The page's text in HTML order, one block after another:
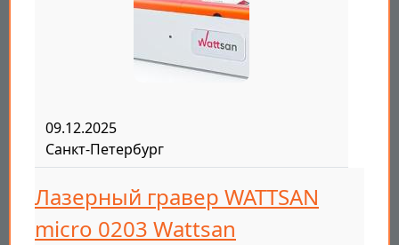
09.12.2025
Санкт-Петербург
Лазерный гравер WATTSAN
micro 0203 Wattsan